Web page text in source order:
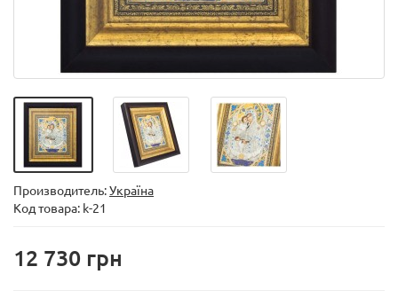
Производитель:Україна
Код товара: k-21
12 730 грн